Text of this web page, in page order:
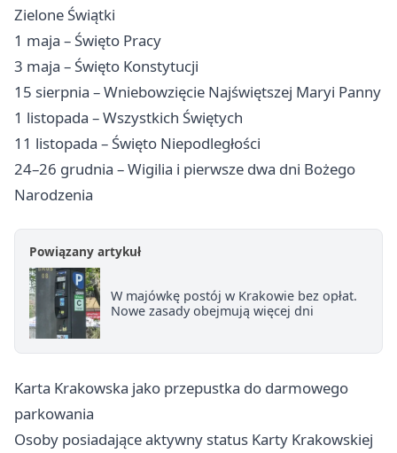
Zielone Świątki
1 maja – Święto Pracy
3 maja – Święto Konstytucji
15 sierpnia – Wniebowzięcie Najświętszej Maryi Panny
1 listopada – Wszystkich Świętych
11 listopada – Święto Niepodległości
24–26 grudnia – Wigilia i pierwsze dwa dni Bożego
Narodzenia
Powiązany artykuł
W majówkę postój w Krakowie bez opłat.
Nowe zasady obejmują więcej dni
Karta Krakowska jako przepustka do darmowego
parkowania
Osoby posiadające aktywny status Karty Krakowskiej